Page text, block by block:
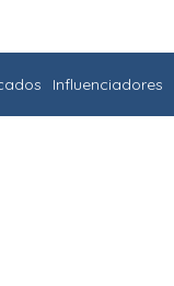
Influenciadores